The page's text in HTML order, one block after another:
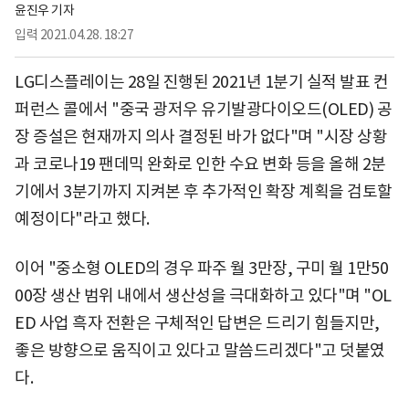
윤진우 기자
입력 2021.04.28. 18:27
LG디스플레이는 28일 진행된 2021년 1분기 실적 발표 컨
퍼런스 콜에서 "중국 광저우 유기발광다이오드(OLED) 공
장 증설은 현재까지 의사 결정된 바가 없다"며 "시장 상황
과 코로나19 팬데믹 완화로 인한 수요 변화 등을 올해 2분
기에서 3분기까지 지켜본 후 추가적인 확장 계획을 검토할
예정이다"라고 했다.
이어 "중소형 OLED의 경우 파주 월 3만장, 구미 월 1만50
00장 생산 범위 내에서 생산성을 극대화하고 있다"며 "OL
ED 사업 흑자 전환은 구체적인 답변은 드리기 힘들지만,
좋은 방향으로 움직이고 있다고 말씀드리겠다"고 덧붙였
다.